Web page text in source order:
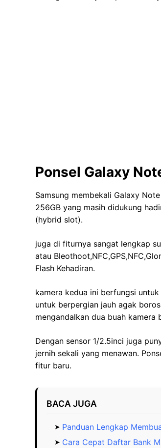
Ponsel Galaxy
Samsung membekali Galaxy
256GB yang masih didukung
(hybrid slot).
juga di fiturnya sangat lengkap
atau
Flash Kehadiran.
kamera kedua ini berfungsi
untuk berpergian jauh agak
mengandalkan dua buah
Dengan sensor 1/2.5inci juga
jernih sekali yang menawan.
fitur baru.
BACA JUGA
Panduan Lengkap
Cara Cepat Daftar Bank